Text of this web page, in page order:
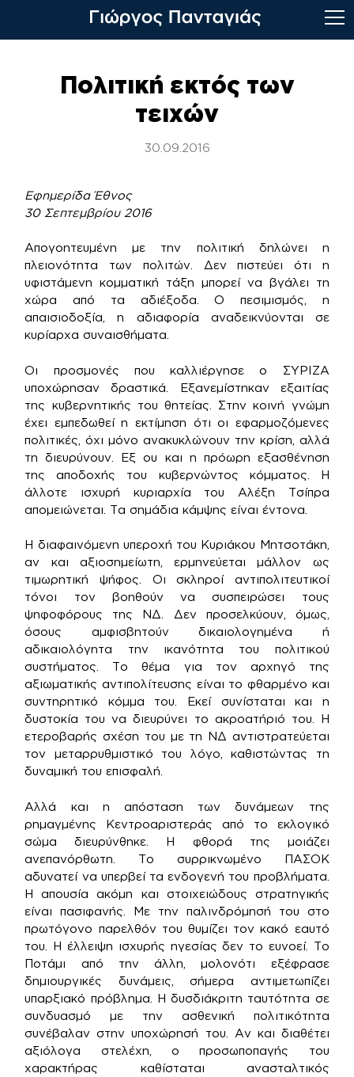
Πολιτική εκτός των
τειχών
30.09.2016
Εφημερίδα Έθνος
30 Σεπτεμβρίου 2016
Απογοητευμένη με την πολιτική δηλώνει η
πλειονότητα των πολιτών. Δεν πιστεύει ότι η
υφιστάμενη κομματική τάξη μπορεί να βγάλει τη
χώρα από τα αδιέξοδα. Ο πεσιμισμός, η
απαισιοδοξία, η αδιαφορία αναδεικνύονται σε
κυρίαρχα συναισθήματα.
Οι προσμονές που καλλιέργησε ο ΣΥΡΙΖΑ
υποχώρησαν δραστικά. Εξανεμίστηκαν εξαιτίας
της κυβερνητικής του θητείας. Στην κοινή γνώμη
έχει εμπεδωθεί η εκτίμηση ότι οι εφαρμοζόμενες
πολιτικές, όχι μόνο ανακυκλώνουν την κρίση, αλλά
τη διευρύνουν. Εξ ου και η πρόωρη εξασθένηση
της αποδοχής του κυβερνώντος κόμματος. Η
άλλοτε ισχυρή κυριαρχία του Αλέξη Τσίπρα
απομειώνεται. Τα σημάδια κάμψης είναι έντονα.
Η διαφαινόμενη υπεροχή του Κυριάκου Μητσοτάκη,
αν και αξιοσημείωτη, ερμηνεύεται μάλλον ως
τιμωρητική ψήφος. Οι σκληροί αντιπολιτευτικοί
τόνοι τον βοηθούν να συσπειρώσει τους
ψηφοφόρους της ΝΔ. Δεν προσελκύουν, όμως,
όσους αμφισβητούν δικαιολογημένα ή
αδικαιολόγητα την ικανότητα του πολιτικού
συστήματος. Το θέμα για τον αρχηγό της
αξιωματικής αντιπολίτευσης είναι το φθαρμένο και
συντηρητικό κόμμα του. Εκεί συνίσταται και η
δυστοκία του να διευρύνει το ακροατήριό του. Η
ετεροβαρής σχέση του με τη ΝΔ αντιστρατεύεται
τον μεταρρυθμιστικό του λόγο, καθιστώντας τη
δυναμική του επισφαλή.
Αλλά και η απόσταση των δυνάμεων της
ρημαγμένης Κεντροαριστεράς από το εκλογικό
σώμα διευρύνθηκε. Η φθορά της μοιάζει
ανεπανόρθωτη. Το συρρικνωμένο ΠΑΣΟΚ
αδυνατεί να υπερβεί τα ενδογενή του προβλήματα.
Η απουσία ακόμη και στοιχειώδους στρατηγικής
είναι πασιφανής. Με την παλινδρόμησή του στο
πρωτόγονο παρελθόν του θυμίζει τον κακό εαυτό
του. Η έλλειψη ισχυρής ηγεσίας δεν το ευνοεί. Το
Ποτάμι από την άλλη, μολονότι εξέφρασε
δημιουργικές δυνάμεις, σήμερα αντιμετωπίζει
υπαρξιακό πρόβλημα. Η δυσδιάκριτη ταυτότητα σε
συνδυασμό με την ασθενική πολιτικότητα
συνέβαλαν στην υποχώρησή του. Αν και διαθέτει
αξιόλογα στελέχη, ο προσωποπαγής του
χαρακτήρας καθίσταται ανασταλτικός